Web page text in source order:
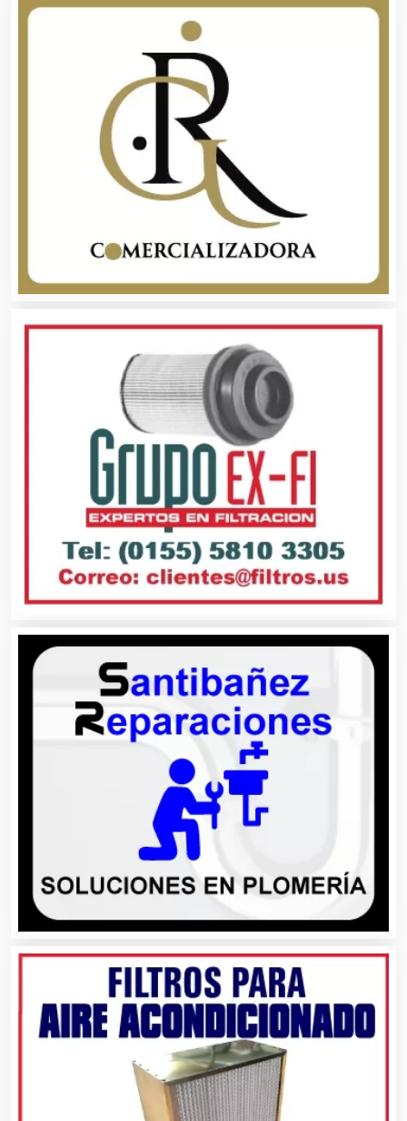
Artículos Importados
Artículos para el Hogar
Artículos para Regalos
Artículos Personales
Artículos Publicitarios
Aseguradoras
Asesores Técnicos
Asesoría Fiscal
Asilos
Asociaciones Civiles
Audio, Sonido e Iluminación
Audios para Eventos
Automatización
Automóviles Nuevos y Usados
Autopartes Eléctricas
Balnearios